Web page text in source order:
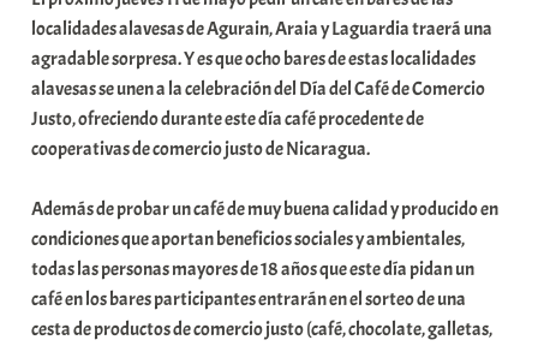
localidades alavesas de Agurain, Araia y Laguardia traerá una
agradable sorpresa. Y es que ocho bares de estas localidades
alavesas se unen a la celebración del Día del Café de Comercio
Justo, ofreciendo durante este día café procedente de
cooperativas de comercio justo de Nicaragua.
Además de probar un café de muy buena calidad y producido en
condiciones que aportan beneficios sociales y ambientales,
todas las personas mayores de 18 años que este día pidan un
café en los bares participantes entrarán en el sorteo de una
cesta de productos de comercio justo (café, chocolate, galletas,